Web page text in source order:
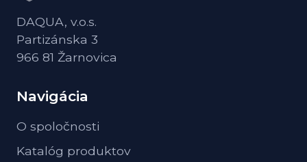
DAQUA, v.o.s.
Partizánska 3
966 81 Žarnovica
Navigácia
O spoločnosti
Katalóg produktov